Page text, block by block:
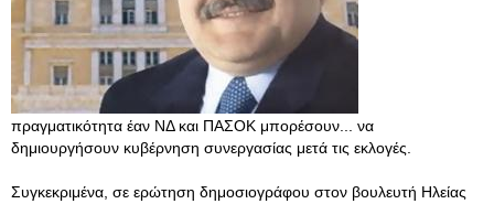
πραγματικότητα έαν ΝΔ και ΠΑΣΟΚ μπορέσουν... να
δημιουργήσουν κυβέρνηση συνεργασίας μετά τις εκλογές.
Συγκεκριμένα, σε ερώτηση δημοσιογράφου στον βουλευτή Ηλείας